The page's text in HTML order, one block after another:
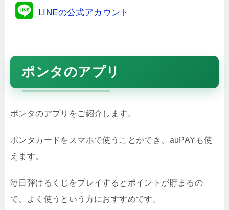
LINEの公式アカウント
ポンタのアプリ
ポンタのアプリをご紹介します。
ポンタカードをスマホで使うことができ、auPAYも使
えます。
毎日弾けるくじをプレイするとポイントが貯まるの
で、よく使うという方におすすめです。